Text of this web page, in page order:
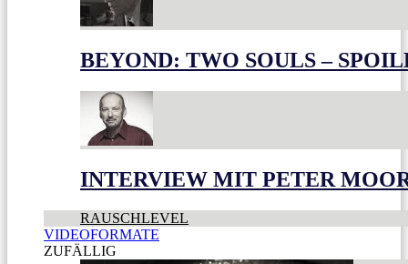
BEYOND: TWO SOULS –
INTERVIEW MIT PETER
RAUSCHLEVEL
VIDEOFORMATE
ZUFÄLLIG